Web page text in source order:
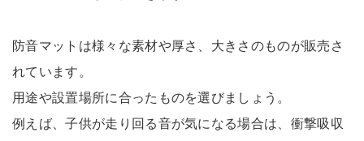
防音マットは様々な素材や厚さ、大きさのものが販売さ
れています。
用途や設置場所に合ったものを選びましょう。
例えば、子供が走り回る音が気になる場合は、衝撃吸収